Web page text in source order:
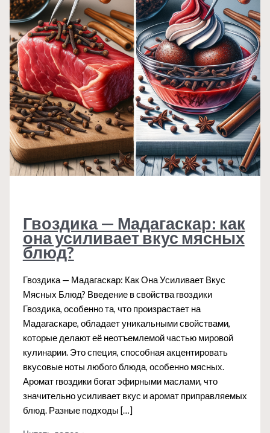
Гвоздика — Мадагаскар: как
она усиливает вкус мясных
блюд?
Гвоздика — Мадагаскар: Как Она Усиливает Вкус
Мясных Блюд? Введение в свойства гвоздики
Гвоздика, особенно та, что произрастает на
Мадагаскаре, обладает уникальными свойствами,
которые делают её неотъемлемой частью мировой
кулинарии. Это специя, способная акцентировать
вкусовые ноты любого блюда, особенно мясных.
Аромат гвоздики богат эфирными маслами, что
значительно усиливает вкус и аромат приправляемых
блюд. Разные подходы […]